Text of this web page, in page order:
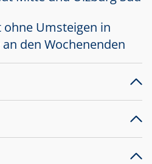
Umsteigen in
den Wochenenden
am
der Bahnstraße in